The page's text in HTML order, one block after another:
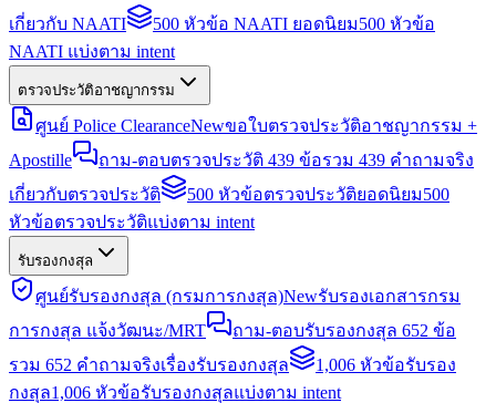
เกี่ยวกับ NAATI
500 หัวข้อ NAATI ยอดนิยม500 หัวข้อ
NAATI แบ่งตาม intent
ตรวจประวัติอาชญากรรม
ศูนย์ Police ClearanceNewขอใบตรวจประวัติอาชญากรรม +
Apostille
ถาม-ตอบตรวจประวัติ 439 ข้อรวม 439 คำถามจริง
เกี่ยวกับตรวจประวัติ
500 หัวข้อตรวจประวัติยอดนิยม500
หัวข้อตรวจประวัติแบ่งตาม intent
รับรองกงสุล
ศูนย์รับรองกงสุล (กรมการกงสุล)Newรับรองเอกสารกรม
การกงสุล แจ้งวัฒนะ/MRT
ถาม-ตอบรับรองกงสุล 652 ข้อ
รวม 652 คำถามจริงเรื่องรับรองกงสุล
1,006 หัวข้อรับรอง
กงสุล1,006 หัวข้อรับรองกงสุลแบ่งตาม intent